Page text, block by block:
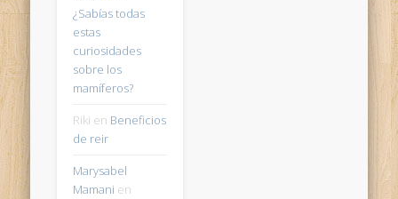
¿Sabías todas
estas
curiosidades
sobre los
mamíferos?
Riki en Beneficios
de reir
Marysabel
Mamani en